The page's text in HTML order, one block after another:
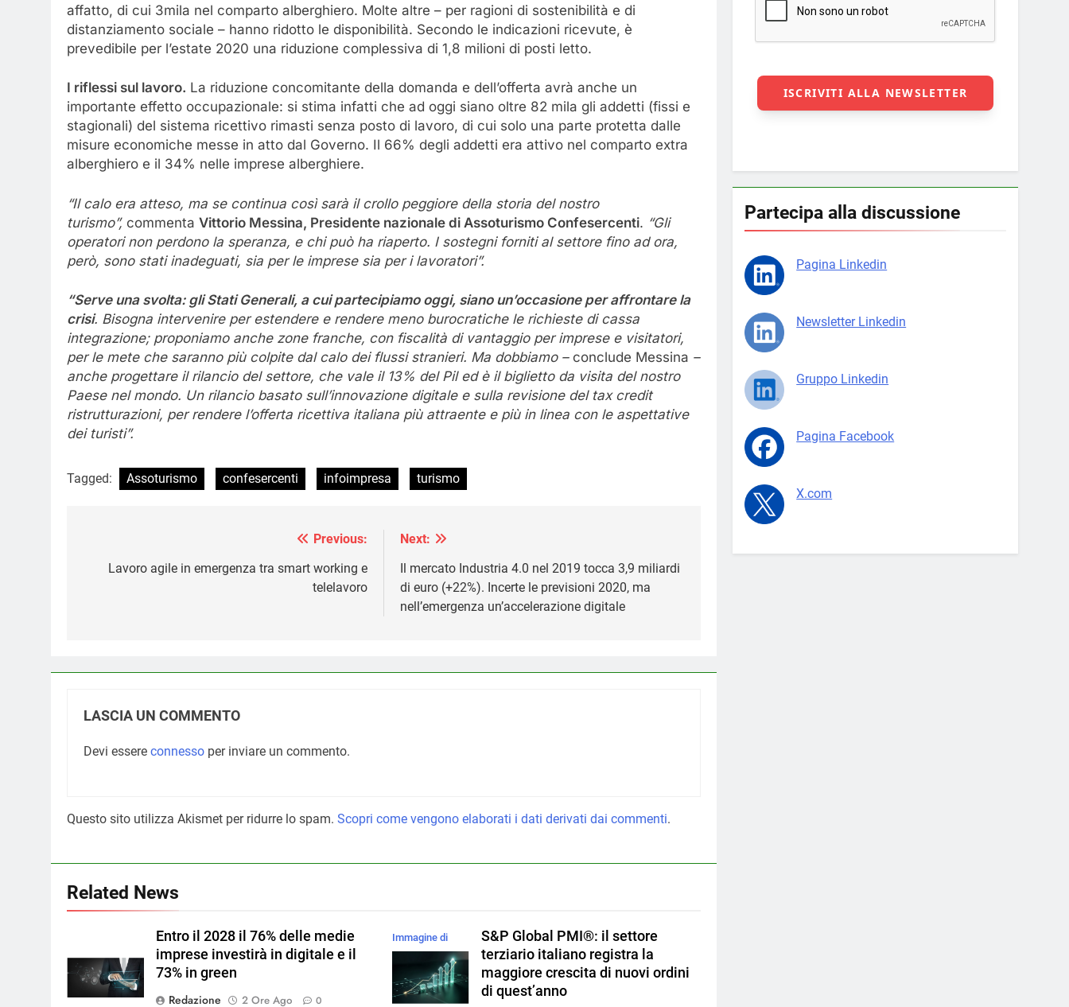
affatto, di cui 3mila nel comparto alberghiero. Molte altre – per ragioni di sostenibilità e di
distanziamento sociale – hanno ridotto le disponibilità. Secondo le indicazioni ricevute, è
prevedibile per l’estate 2020 una riduzione complessiva di 1,8 milioni di posti letto.
I riflessi sul lavoro. La riduzione concomitante della domanda e dell’offerta avrà anche un
importante effetto occupazionale: si stima infatti che ad oggi siano oltre 82 mila gli addetti (fissi e
stagionali) del sistema ricettivo rimasti senza posto di lavoro, di cui solo una parte protetta dalle
misure economiche messe in atto dal Governo. Il 66% degli addetti era attivo nel comparto extra
alberghiero e il 34% nelle imprese alberghiere.
“Il calo era atteso, ma se continua così sarà il crollo peggiore della storia del nostro
turismo”, commenta Vittorio Messina, Presidente nazionale di Assoturismo Confesercenti. “Gli
operatori non perdono la speranza, e chi può ha riaperto. I sostegni forniti al settore fino ad ora,
però, sono stati inadeguati, sia per le imprese sia per i lavoratori”.
“Serve una svolta: gli Stati Generali, a cui partecipiamo oggi, siano un’occasione per affrontare la
crisi. Bisogna intervenire per estendere e rendere meno burocratiche le richieste di cassa
integrazione; proponiamo anche zone franche, con fiscalità di vantaggio per imprese e visitatori,
per le mete che saranno più colpite dal calo dei flussi stranieri. Ma dobbiamo – conclude Messina –
anche progettare il rilancio del settore, che vale il 13% del Pil ed è il biglietto da visita del nostro
Paese nel mondo. Un rilancio basato sull’innovazione digitale e sulla revisione del tax credit
ristrutturazioni, per rendere l’offerta ricettiva italiana più attraente e più in linea con le aspettative
dei turisti”.
Tagged: Assoturismo confesercenti infoimpresa turismo
articoli
Previous:
Lavoro agile in emergenza tra smart working e
telelavoro
Next:
Il mercato Industria 4.0 nel 2019 tocca 3,9 miliardi
di euro (+22%). Incerte le previsioni 2020, ma
nell’emergenza un’accelerazione digitale
LASCIA UN COMMENTO
Devi essere connesso per inviare un commento.
Questo sito utilizza Akismet per ridurre lo spam. Scopri come vengono elaborati i dati derivati dai commenti.
Related News
Entro il 2028 il 76% delle medie
imprese investirà in digitale e il
73% in green
Redazione
2 Ore Ago 0
Immagine di
S&P Global PMI®: il settore
terziario italiano registra la
maggiore crescita di nuovi ordini
di quest’anno
Partecipa alla discussione
Pagina Linkedin
Newsletter Linkedin
Gruppo Linkedin
Pagina Facebook
X.com